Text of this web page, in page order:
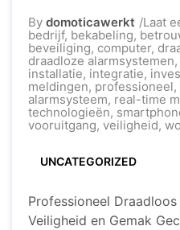
By domoticawerkt Laat
bedrijf, bekabeling,
beveiliging, computer,
draadloze alarmsystemen,
installatie, integratie,
meldingen, professioneel,
alarmsysteem, real-time
technologieën,
vooruitgang, veiligheid,
UNCATEGORIZED
Professioneel
Veiligheid en Gemak